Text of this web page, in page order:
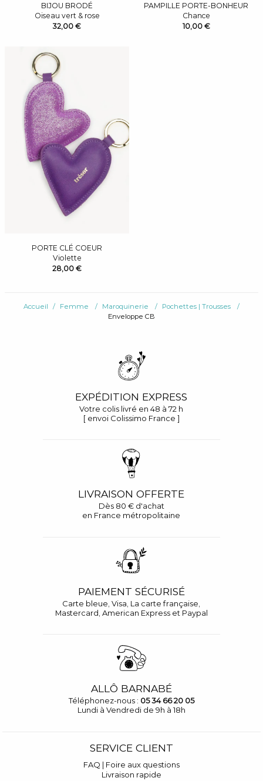
BIJOU BRODÉ
Oiseau vert & rose
32,00 €
PAMPILLE PORTE-BONHEUR
Chance
10,00 €
PORTE CLÉ COEUR
Violette
28,00 €
Accueil Femme Maroquinerie
Pochettes | Trousses
Enveloppe CB
EXPÉDITION EXPRESS
Votre colis livré en 48 à 72 h
[ envoi Colissimo France ]
LIVRAISON OFFERTE
Dès 80 € d'achat
en France métropolitaine
PAIEMENT SÉCURISÉ
Carte bleue, Visa, La carte française,
Mastercard, American Express et Paypal
ALLÔ BARNABÉ
Téléphonez-nous : 05 34 66 20 05
Lundi à Vendredi de 9h à 18h
SERVICE CLIENT
FAQ | Foire aux questions
Livraison rapide